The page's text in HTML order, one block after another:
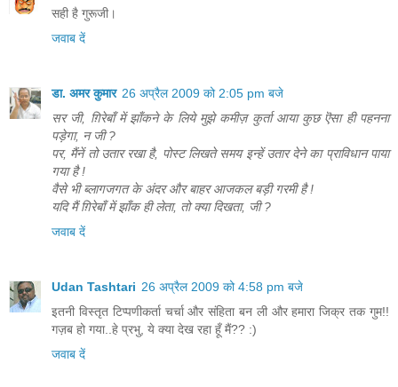
सही है गुरूजी।
जवाब दें
डा. अमर कुमार 26 अप्रैल 2009 को 2:05 pm बजे
सर जी, ग़िरेबाँ में झाँकने के लिये मुझे कमीज़ कुर्ता आया कुछ ऎसा ही पहनना
पड़ेगा, न जी ?
पर, मैंनें तो उतार रखा है, पोस्ट लिखते समय इन्हें उतार देने का प्राविधान पाया
गया है !
वैसे भी ब्लागजगत के अंदर और बाहर आजकल बड़ी गरमी है !
यदि मैं ग़िरेबाँ में झाँक ही लेता, तो क्या दिखता, जी ?
जवाब दें
Udan Tashtari 26 अप्रैल 2009 को 4:58 pm बजे
इतनी विस्तृत टिप्पणीकर्ता चर्चा और संहिता बन ली और हमारा जिक्र तक गुम!!
गज़ब हो गया..हे प्रभु, ये क्या देख रहा हूँ मैं?? :)
जवाब दें